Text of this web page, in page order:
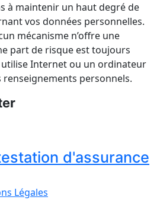
à maintenir un haut degré de
vos données personnelles.
mécanisme n’offre une
part de risque est toujours
utilise Internet ou un ordinateur
personnels.
d'assurance
Légales